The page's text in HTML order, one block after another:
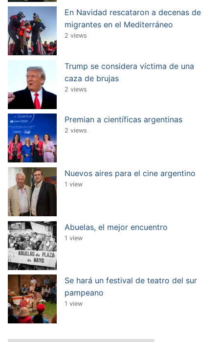
En Navidad rescataron a decenas de
migrantes en el Mediterráneo
2 views
Trump se considera víctima de una
caza de brujas
2 views
Premian a científicas argentinas
2 views
Nuevos aires para el cine argentino
1 view
Abuelas, el mejor encuentro
1 view
Se hará un festival de teatro del sur
pampeano
1 view